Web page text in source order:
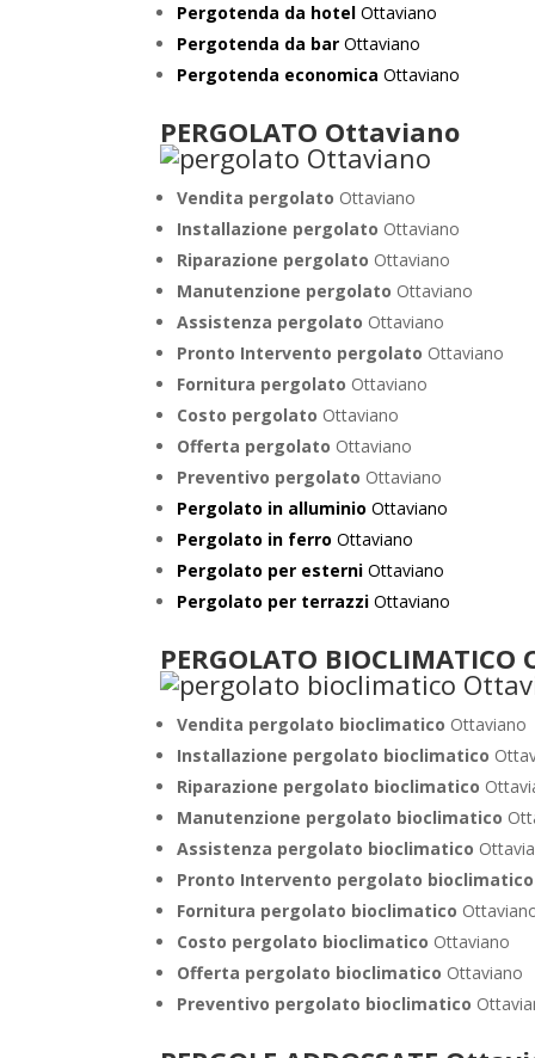
Pergotenda da hotel Ottaviano
Pergotenda da bar Ottaviano
Pergotenda economica Ottaviano
PERGOLATO Ottaviano
Vendita pergolato Ottaviano
Installazione pergolato Ottaviano
Riparazione pergolato Ottaviano
Manutenzione pergolato Ottaviano
Assistenza pergolato Ottaviano
Pronto Intervento pergolato Ottaviano
Fornitura pergolato Ottaviano
Costo pergolato Ottaviano
Offerta pergolato Ottaviano
Preventivo pergolato Ottaviano
Pergolato in alluminio Ottaviano
Pergolato in ferro Ottaviano
Pergolato per esterni Ottaviano
Pergolato per terrazzi Ottaviano
PERGOLATO
Vendita pergolato bioclimatico Ottaviano
Installazione pergolato bioclimatico
Riparazione pergolato bioclimatico
Manutenzione pergolato bioclimatico
Assistenza pergolato bioclimatico
Pronto Intervento pergolato bioclimatico
Fornitura pergolato bioclimatico
Costo pergolato bioclimatico Ottaviano
Offerta pergolato bioclimatico Ottaviano
Preventivo pergolato bioclimatico